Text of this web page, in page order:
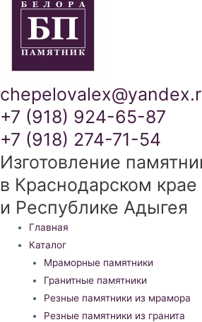
+7 (918) 924-65-87
+7 (918) 274-71-54
Изготовление
в Краснодарском крае
и Республике Адыгея
Меню
Главная
Каталог
Мраморные памятники
Гранитные памятники
Резные памятники из мрамора
Резные памятники из гранита